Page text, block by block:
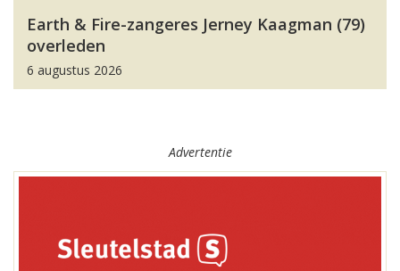
Earth & Fire-zangeres Jerney Kaagman (79)
overleden
6 augustus 2026
Advertentie